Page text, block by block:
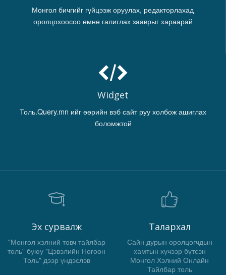
Монгол бичгийг гүйцээж оруулах, редакторлахад
оролцохоосоо өмнө галиглах зааврыг хараарай
Widget
Толь.Query.mn ийг өөрийн вэб сайт руу холбож ашиглах
боломжтой
Эх сурвалж
"Монгол хэлний товч тайлбар
толь" буюу "Цэвэлийн Ногоон
Толь" дээр үндэслэв
Талархал
Сайн дурын оролцогчдын
хамтын хүчээр бүтсэн
Монгол Хэлний Онлайн
Тайлбар толь